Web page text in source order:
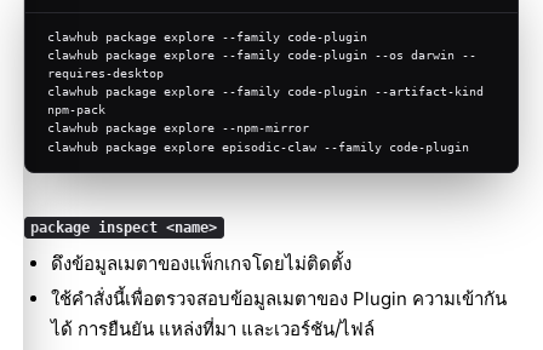
clawhub package explore --family code-plugin
clawhub package explore --family code-plugin --os darwin --
requires-desktop
clawhub package explore --family code-plugin --artifact-kind
npm-pack
clawhub package explore --npm-mirror
clawhub package explore episodic-claw --family code-plugin
package inspect <name>
ดึงข้อมูลเมตาของแพ็กเกจโดยไม่ติดตั้ง
ใช้คำสั่งนี้เพื่อตรวจสอบข้อมูลเมตาของ Plugin ความเข้ากัน
ได้ การยืนยัน แหล่งที่มา และเวอร์ชัน/ไฟล์